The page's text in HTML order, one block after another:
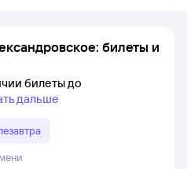
билеты и
билеты до
дальше